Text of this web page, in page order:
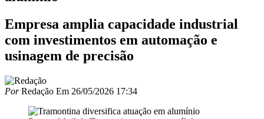
Empresa amplia capacidade industrial
com investimentos em automação e
usinagem de precisão
PorRedação Em 26/05/2026 17:34